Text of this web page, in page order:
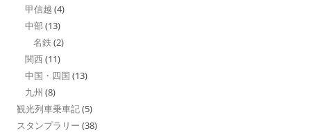
甲信越 (4)
中部 (13)
名鉄 (2)
関西(11)
中国・四国 (13)
九州 (8)
観光列車乗車記(5)
スタンプラリー (38)